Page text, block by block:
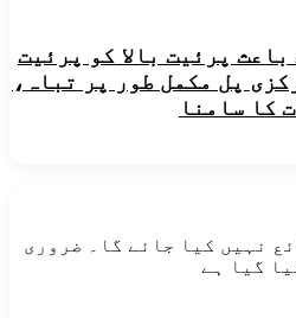
پرئیت بالا کو پرئیت
پل مکمل طور پر تباہ،
کا سامنا
نہیں کیا جائے گا۔
ضروری
گیا ہے